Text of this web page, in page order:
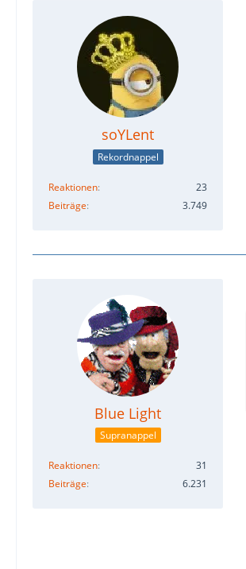
soYLent
Rekordnappel
Reaktionen
23
Beiträge
3.749
Blue Light
Supranappel
Reaktionen
31
Beiträge
6.231